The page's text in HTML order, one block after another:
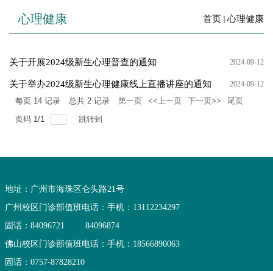
心理健康 首页 心理健康
关于开展2024级新生心理普查的通知 2024-09-12
关于举办2024级新生心理健康线上直播讲座的通知 2024-09-12
每页 14 记录 总共 2 记录 第一页 <<上一页 下一页>>
尾页
页码 1/1 跳转到
地址：广州市海珠区仑头路21号
广州校区门诊部值班电话： 手机：13112234297
固话：84096721
84096874
佛山校区门诊部值班电话： 手机：18566890063
固话：0757-87828210